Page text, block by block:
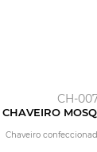
CH-
CHAVEIRO
Chaveiro